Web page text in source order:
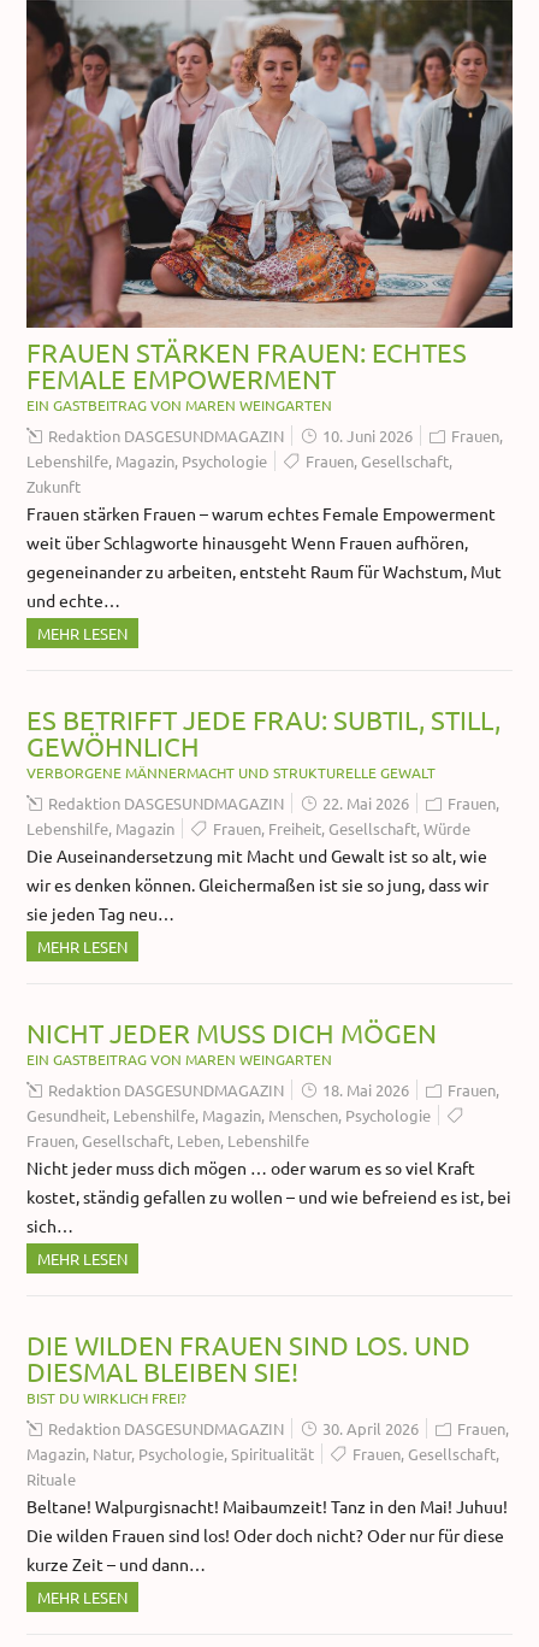
FRAUEN STÄRKEN FRAUEN: ECHTES
FEMALE EMPOWERMENT
EIN GASTBEITRAG VON MAREN WEINGARTEN
Redaktion DASGESUNDMAGAZIN 10. Juni 2026 Frauen,
Lebenshilfe, Magazin, Psychologie Frauen,Gesellschaft,
Zukunft
Frauen stärken Frauen – warum echtes Female Empowerment
weit über Schlagworte hinausgeht Wenn Frauen aufhören,
gegeneinander zu arbeiten, entsteht Raum für Wachstum, Mut
und echte…
MEHR LESEN
ES BETRIFFT JEDE FRAU: SUBTIL, STILL,
GEWÖHNLICH
VERBORGENE MÄNNERMACHT UND STRUKTURELLE GEWALT
Redaktion DASGESUNDMAGAZIN 22. Mai 2026 Frauen,
Lebenshilfe, Magazin Frauen, Freiheit,Gesellschaft,Würde
Die Auseinandersetzung mit Macht und Gewalt ist so alt, wie
wir es denken können. Gleichermaßen ist sie so jung, dass wir
sie jeden Tag neu…
MEHR LESEN
NICHT JEDER MUSS DICH MÖGEN
EIN GASTBEITRAG VON MAREN WEINGARTEN
Redaktion DASGESUNDMAGAZIN 18. Mai 2026 Frauen,
Gesundheit, Lebenshilfe, Magazin, Menschen, Psychologie
Frauen,Gesellschaft, Leben, Lebenshilfe
Nicht jeder muss dich mögen … oder warum es so viel Kraft
kostet, ständig gefallen zu wollen – und wie befreiend es ist, bei
sich…
MEHR LESEN
DIE WILDEN FRAUEN SIND LOS. UND
DIESMAL BLEIBEN SIE!
BIST DU WIRKLICH FREI?
Redaktion DASGESUNDMAGAZIN 30. April 2026 Frauen,
Magazin, Natur, Psychologie,Spiritualität Frauen,Gesellschaft,
Rituale
Beltane! Walpurgisnacht! Maibaumzeit! Tanz in den Mai! Juhuu!
Die wilden Frauen sind los! Oder doch nicht? Oder nur für diese
kurze Zeit – und dann…
MEHR LESEN